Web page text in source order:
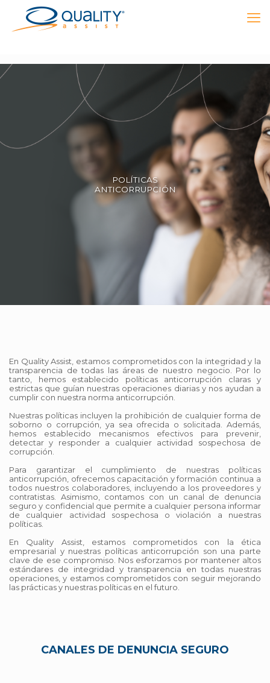
POLÍTICAS
ANTICORRUPCIÓN
En Quality Assist, estamos comprometidos con la integridad y la
transparencia de todas las áreas de nuestro negocio. Por lo
tanto, hemos establecido políticas anticorrupción claras y
estrictas que guían nuestras operaciones diarias y nos ayudan a
cumplir con nuestra norma anticorrupción.
Nuestras políticas incluyen la prohibición de cualquier forma de
soborno o corrupción, ya sea ofrecida o solicitada. Además,
hemos establecido mecanismos efectivos para prevenir,
detectar y responder a cualquier actividad sospechosa de
corrupción.
Para garantizar el cumplimiento de nuestras políticas
anticorrupción, ofrecemos capacitación y formación continua a
todos nuestros colaboradores, incluyendo a los proveedores y
contratistas. Asimismo, contamos con un canal de denuncia
seguro y confidencial que permite a cualquier persona informar
de cualquier actividad sospechosa o violación a nuestras
políticas.
En Quality Assist, estamos comprometidos con la ética
empresarial y nuestras políticas anticorrupción son una parte
clave de ese compromiso. Nos esforzamos por mantener altos
estándares de integridad y transparencia en todas nuestras
operaciones, y estamos comprometidos con seguir mejorando
las prácticas y nuestras políticas en el futuro.
CANALES DE DENUNCIA SEGURO